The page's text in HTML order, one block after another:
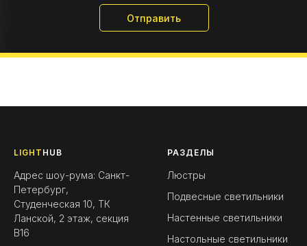
Отправить
LIGHT HUB
Адрес шоу-рума: Санкт-
Петербург,
Студенческая 10, ТК
Ланской, 2 этаж, секция
B16
РАЗДЕЛЫ
Люстры
Подвесные светильники
Настенные светильники
Настольные светильники